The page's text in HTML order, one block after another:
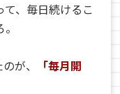
、毎日続けるこ
が、
「毎月開